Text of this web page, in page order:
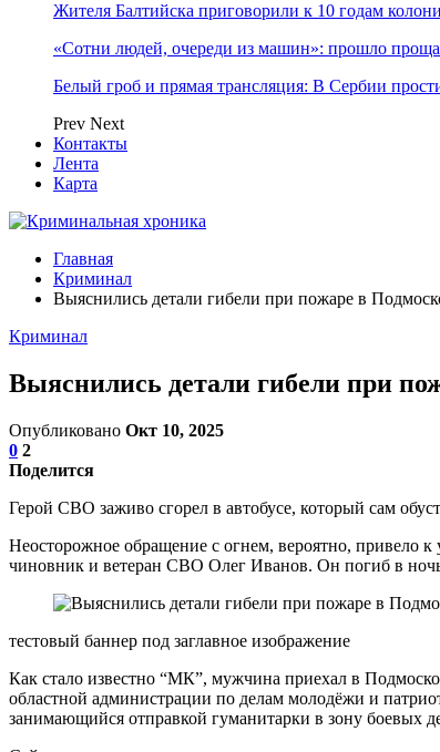
Жителя Балтийска приговорили к 10 годам
«Сотни людей, очереди из машин»: прошло
Белый гроб и прямая трансляция: В Сербии
Prev Next
Контакты
Лента
Карта
Главная
Криминал
Выяснились детали гибели при пожаре в
Криминал
Выяснились детали гибели при
Опубликовано Окт 10, 2025
0 2
Поделится
Герой СВО заживо сгорел в автобусе, который сам
Неосторожное обращение с огнем, вероятно, привело
чиновник и ветеран СВО Олег Иванов. Он погиб в ночь
тестовый баннер под заглавное изображение
Как стало известно “МК”, мужчина приехал в
областной администрации по делам молодёжи и
занимающийся отправкой гуманитарки в зону боевых